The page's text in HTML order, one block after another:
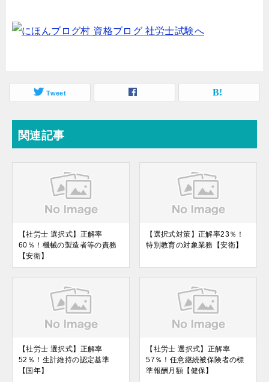
Tweet
関連記事
【社労士 選択式】正解率
60％！機械の製造者等の責務
【安衛】
【選択式対策】正解率23％！
特別教育の対象業務【安衛】
【社労士 選択式】正解率
52％！生計維持の認定基準
【国年】
【社労士 選択式】正解率
57％！任意継続被保険者の標
準報酬月額【健保】